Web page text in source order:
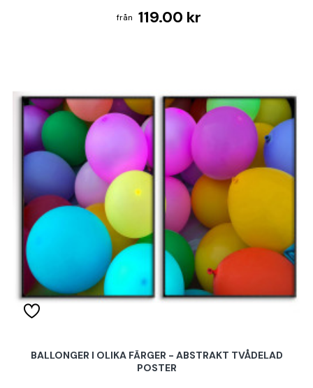
119.00 kr
BALLONGER I OLIKA FÄRGER - ABSTRAKT TVÅDELAD
POSTER